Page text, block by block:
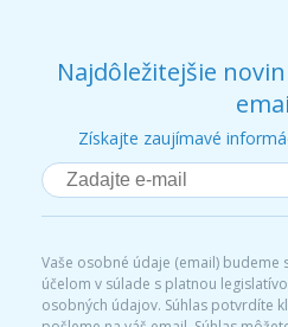
Najdôležitejšie
Získajte zaujímavé
Vaše osobné údaje (email) budeme
účelom v súlade s platnou
osobných údajov. Súhlas potvrdíte